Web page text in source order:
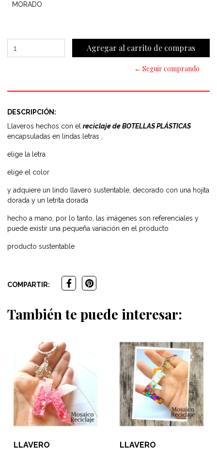
MORADO
← Seguir comprando
DESCRIPCIÓN:
Llaveros hechos con el reciclaje de BOTELLAS PLÁSTICAS
encapsuladas en lindas letras ,
elige la letra
elige el color
y adquiere un lindo llavero sustentable, decorado con una hojita
dorada y un letrita dorada
hecho a mano, por lo tanto, las imágenes son referenciales y
puede existir una pequeña variación en el producto
producto sustentable
COMPARTIR:
También te puede interesar:
LLAVERO
LLAVERO